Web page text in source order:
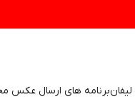
لیفانبرنامه های ارسال عکس